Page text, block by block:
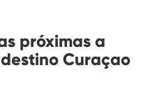
próximas a
Curaçao